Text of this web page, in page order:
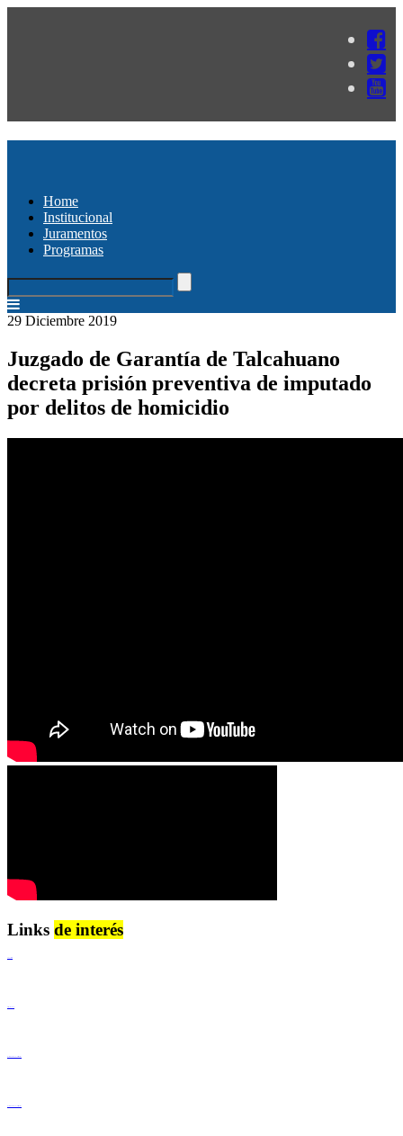
Home
Institucional
Juramentos
Programas
29 Diciembre 2019
Juzgado de Garantía de Talcahuano
decreta prisión preventiva de imputado
por delitos de homicidio
Links de interés